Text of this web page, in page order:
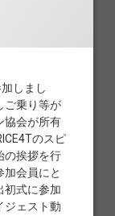
しまし
ご乗り等が
協会が所有
のスピ
の挨拶を行
会員にと
初式に参加
ジェスト動